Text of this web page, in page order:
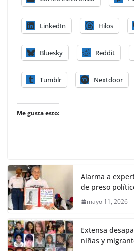
LinkedIn Hilos
Bluesky Reddit
Tumblr Nextdoor
Me gusta esto:
Alarma a
de preso
mayo 11, 2026
Extensa
niñas y